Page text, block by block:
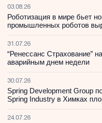
03.08.26
Роботизация в мире бьет
промышленных роботов
31.07.26
“Ренессанс Страхование”
аварийным днем недели
30.07.26
Spring Development Group
Spring Industry в Химках
24.07.26